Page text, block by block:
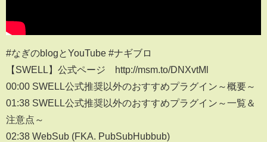
#なぎのblogとYouTube #ナギブロ
【SWELL】公式ページ http://msm.to/DNXvtMl
00:00 SWELL公式推奨以外のおすすめプラグイン～概要～
01:38 SWELL公式推奨以外のおすすめプラグイン～一覧＆
注意点～
02:38 WebSub (FKA. PubSubHubbub)